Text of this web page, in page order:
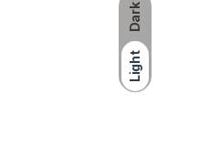
Dark
Light